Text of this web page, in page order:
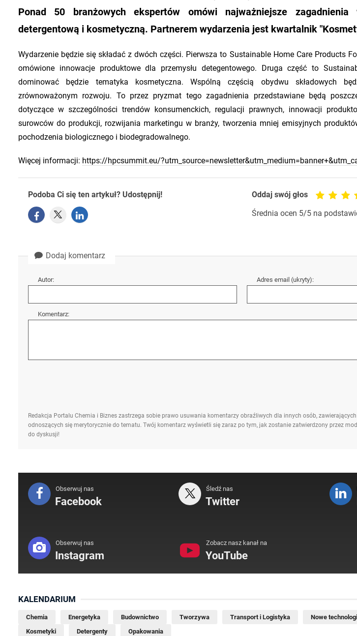
Ponad 50 branżowych ekspertów omówi najważniejsze zagadnienia
detergentową i kosmetyczną. Partnerem wydarzenia jest kwartalnik
Wydarzenie będzie się składać z dwóch części. Pierwsza to Sustainable Home Care Products
omówione innowacje produktowe dla przemysłu detegentowego. Druga część to
dominować będzie tematyka kosmetyczna. Wspólną częścią obydwu składowych
zrównoważonym rozwoju. To przez pryzmat tego zagadnienia przedstawiane będą
dotyczące w szczególności trendów konsumenckich, regulacji prawnych, innowacji
surowców do produkcji, rozwijania marketingu w branży, tworzenia mniej emisyjnych
pochodzenia biologicznego i biodegradowalnego.
Więcej informacji: https://hpcsummit.eu/
Podoba Ci się ten artykuł? Udostępnij! Oddaj swój głos
Średnia ocen 5/5 na
Dodaj komentarz
Autor: Adres email (ukryty):
Komentarz:
Redakcja Portalu Chemia i Biznes zastrzega sobie prawo usuwania komentarzy obraźliwych dla innych osób,
odnoszących się merytorycznie do tematu. Twój komentarz wyświetli się zaraz po tym, jak zostanie zatwierdzony przez
do dyskusji!
Obserwuj nas
Facebook
Śledź nas
Twitter
Obserwuj nas
Instagram
Zobacz nasz kanał na
YouTube
KALENDARIUM
Chemia Energetyka Budownictwo Tworzywa Transport i Logistyka Nowe
Kosmetyki
Detergenty Opakowania